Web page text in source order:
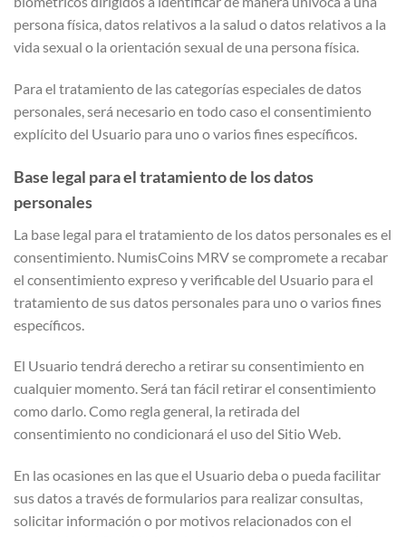
persona física, datos relativos a la salud o datos relativos a la
vida sexual o la orientación sexual de una persona física.
Para el tratamiento de las categorías especiales de datos
personales, será necesario en todo caso el consentimiento
explícito del Usuario para uno o varios fines específicos.
Base legal para el tratamiento de los datos
personales
La base legal para el tratamiento de los datos personales es el
consentimiento. NumisCoins MRV se compromete a recabar
el consentimiento expreso y verificable del Usuario para el
tratamiento de sus datos personales para uno o varios fines
específicos.
El Usuario tendrá derecho a retirar su consentimiento en
cualquier momento. Será tan fácil retirar el consentimiento
como darlo. Como regla general, la retirada del
consentimiento no condicionará el uso del Sitio Web.
En las ocasiones en las que el Usuario deba o pueda facilitar
sus datos a través de formularios para realizar consultas,
solicitar información o por motivos relacionados con el